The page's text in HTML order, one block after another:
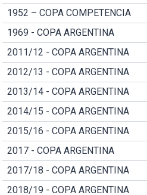
1952 – COPA COMPETENCIA
1969 - COPA ARGENTINA
2011/12 - COPA ARGENTINA
2012/13 - COPA ARGENTINA
2013/14 - COPA ARGENTINA
2014/15 - COPA ARGENTINA
2015/16 - COPA ARGENTINA
2017 - COPA ARGENTINA
2017/18 - COPA ARGENTINA
2018/19 - COPA ARGENTINA